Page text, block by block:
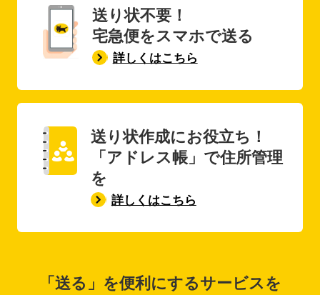
送り状不要！
宅急便をスマホで送る
詳しくはこちら
送り状作成にお役立ち！
「アドレス帳」で住所管理
を
詳しくはこちら
「送る」を便利にするサービスを